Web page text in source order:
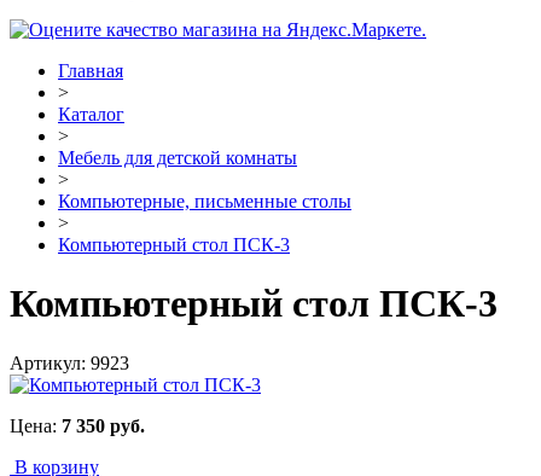
Главная
>
Каталог
>
Мебель для детской комнаты
>
Компьютерные, письменные столы
>
Компьютерный стол ПСК-3
Компьютерный стол ПСК-3
Артикул: 9923
Цена: 7 350 руб.
В корзину